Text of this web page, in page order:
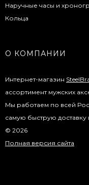
Наручные часы и
Кольца
О КОМПАНИИ
Интернет-магазин
ассортимент мужских
Мы работаем по всей
самую быструю
© 2026
Полная версия сайта